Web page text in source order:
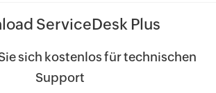
ServiceDesk Plus
sich kostenlos für technischen
Support